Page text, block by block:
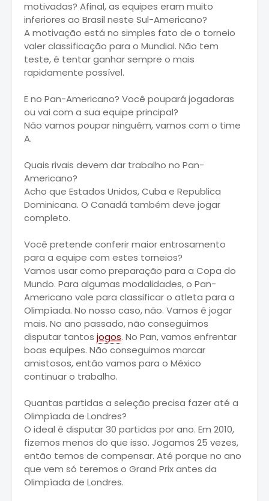
motivadas? Afinal, as equipes eram muito
inferiores ao Brasil neste Sul-Americano?
A motivação está no simples fato de o torneio
valer classificação para o Mundial. Não tem
teste, é tentar ganhar sempre o mais
rapidamente possível.
E no Pan-Americano? Você poupará jogadoras
ou vai com a sua equipe principal?
Não vamos poupar ninguém, vamos com o time
A.
Quais rivais devem dar trabalho no Pan-
Americano?
Acho que Estados Unidos, Cuba e Republica
Dominicana. O Canadá também deve jogar
completo.
Você pretende conferir maior entrosamento
para a equipe com estes torneios?
Vamos usar como preparação para a Copa do
Mundo. Para algumas modalidades, o Pan-
Americano vale para classificar o atleta para a
Olimpíada. No nosso caso, não. Vamos é jogar
mais. No ano passado, não conseguimos
disputar tantos jogos. No Pan, vamos enfrentar
boas equipes. Não conseguimos marcar
amistosos, então vamos para o México
continuar o trabalho.
Quantas partidas a seleção precisa fazer até a
Olimpíada de Londres?
O ideal é disputar 30 partidas por ano. Em 2010,
fizemos menos do que isso. Jogamos 25 vezes,
então temos de compensar. Até porque no ano
que vem só teremos o Grand Prix antes da
Olimpíada de Londres.